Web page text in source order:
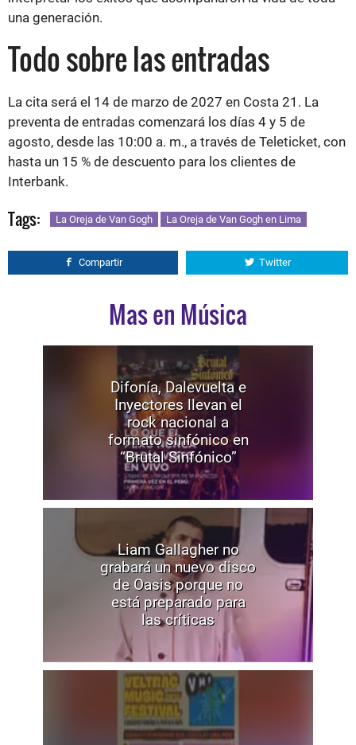
una generación.
Todo sobre las entradas
La cita será el 14 de marzo de 2027 en Costa 21. La
preventa de entradas comenzará los días 4 y 5 de
agosto, desde las 10:00 a. m., a través de Teleticket, con
hasta un 15 % de descuento para los clientes de
Interbank.
Tags: La Oreja de Van Gogh La Oreja de Van Gogh en Lima
Compartir Twitter
Mas en Música
Difonía, Dalevuelta e
Inyectores llevan el
rock nacional a
formato sinfónico en
“Brutal Sinfónico”
Liam Gallagher no
grabará un nuevo disco
de Oasis porque no
está preparado para
las críticas